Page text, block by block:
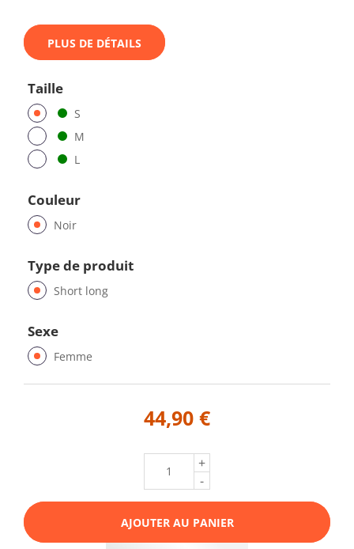
PLUS DE DÉTAILS
Taille
S
M
L
Couleur
Noir
Type de produit
Short long
Sexe
Femme
44,90 €
+
-
AJOUTER AU PANIER